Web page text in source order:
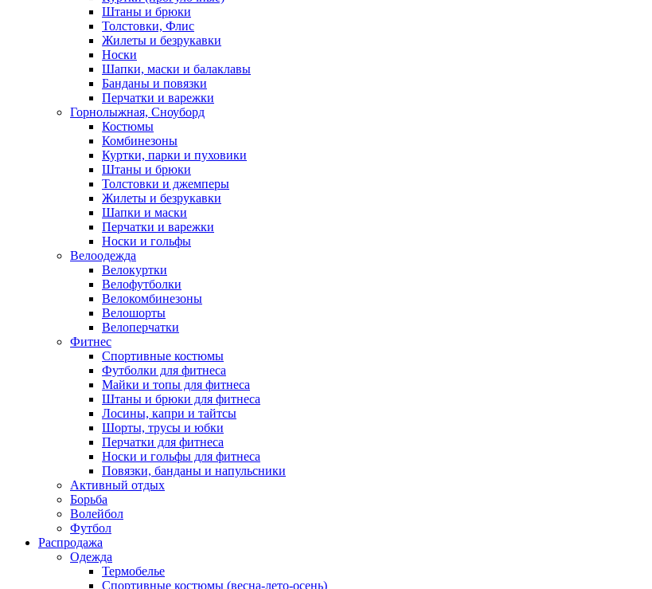
Штаны и брюки
Толстовки, Флис
Жилеты и безрукавки
Носки
Шапки, маски и балаклавы
Банданы и повязки
Перчатки и варежки
Горнолыжная, Сноуборд
Костюмы
Комбинезоны
Куртки, парки и пуховики
Штаны и брюки
Толстовки и джемперы
Жилеты и безрукавки
Шапки и маски
Перчатки и варежки
Носки и гольфы
Велоодежда
Велокуртки
Велофутболки
Велокомбинезоны
Велошорты
Велоперчатки
Фитнес
Спортивные костюмы
Футболки для фитнеса
Майки и топы для фитнеса
Штаны и брюки для фитнеса
Лосины, капри и тайтсы
Шорты, трусы и юбки
Перчатки для фитнеса
Носки и гольфы для фитнеса
Повязки, банданы и напульсники
Активный отдых
Борьба
Волейбол
Футбол
Распродажа
Одежда
Термобелье
Спортивные костюмы (весна-лето-осень)